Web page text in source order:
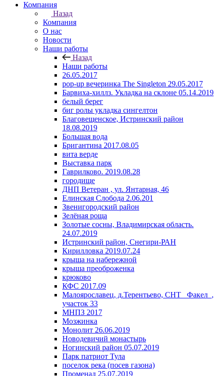
Компания
Назад
Компания
О нас
Новости
Наши работы
Назад
Наши работы
26.05.2017
pop-up вечеринка The Singleton 29.05.2017
Барвиха-хиллз. Укладка на склоне 05.14.2019
белый берег
биг ролы укладка сингелтон
Благовещенское, Истринский район
18.08.2019
Большая вода
Бригантина 2017.08.05
вита верде
Выставка парк
Гаврилково. 2019.08.28
городище
ДНП Ветеран , ул. Янтарная, 46
Елинская Слобода 2.06.201
Звенигородский район
Зелёная роща
Золотые сосны, Владимирская область.
24.07.2019
Истринский район, Снегири-РАН
Кирилловка 2019.07.24
крыша на набережной
крыша преоброженка
крюково
КФС 2017.09
Малоярославец, д.Терентьево, СНТ _Факел_,
участок 33
МНПЗ 2017
Мозжинка
Монолит 26.06.2019
Новодевичий монастырь
Ногинский район 05.07.2019
Парк патриот Тула
поселок река (посев газона)
Променад 25.07.2019